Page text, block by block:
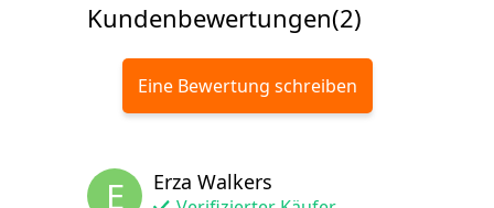
Kundenbewertungen(2)
Eine Bewertung schreiben
E Erza Walkers